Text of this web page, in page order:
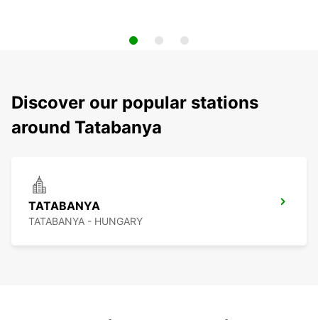
Discover our popular stations
around Tatabanya
TATABANYA
TATABANYA - HUNGARY